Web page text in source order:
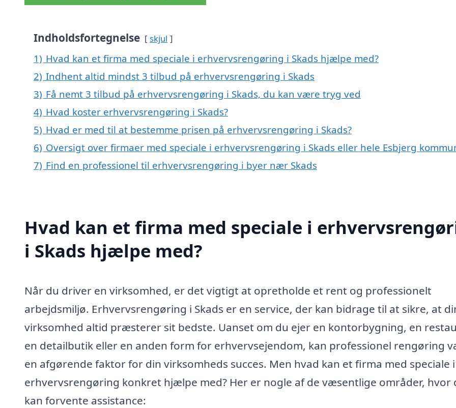
Indholdsfortegnelse skjul
1) Hvad kan et firma med speciale i erhvervsrengøring i Skads hjælpe med?
2) Indhent altid mindst 3 tilbud på erhvervsrengøring i Skads
3) Få nemt 3 tilbud på erhvervsrengøring i Skads, du kan være tryg ved
4) Hvad koster erhvervsrengøring i Skads?
5) Hvad er med til at bestemme prisen på erhvervsrengøring i Skads?
6) Oversigt over firmaer med speciale i erhvervsrengøring i Skads eller hele Esbjerg
7) Find en professionel til erhvervsrengøring i byer nær Skads
Hvad kan et firma med speciale i
i Skads hjælpe med?
Når du driver en virksomhed, er det vigtigt at opretholde et rent og professionelt
arbejdsmiljø. Erhvervsrengøring i Skads er en service, der kan bidrage til at sikre, at
virksomhed altid præsterer sit bedste. Uanset om du ejer en kontorbygning, en
en detailbutik eller en anden form for erhvervsejendom, kan professionel rengøring
en afgørende faktor for din virksomheds succes. Men hvad kan et firma med speciale i
erhvervsrengøring konkret hjælpe med? Her er nogle af de væsentlige områder, hvor
kan forvente assistance: